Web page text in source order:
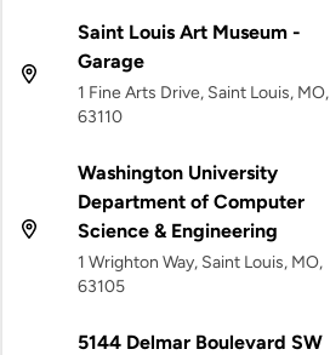
Saint Louis Art Museum -
Garage
1 Fine Arts Drive, Saint Louis, MO,
63110
Washington University
Department of Computer
Science & Engineering
1 Wrighton Way, Saint Louis, MO,
63105
5144 Delmar Boulevard SW